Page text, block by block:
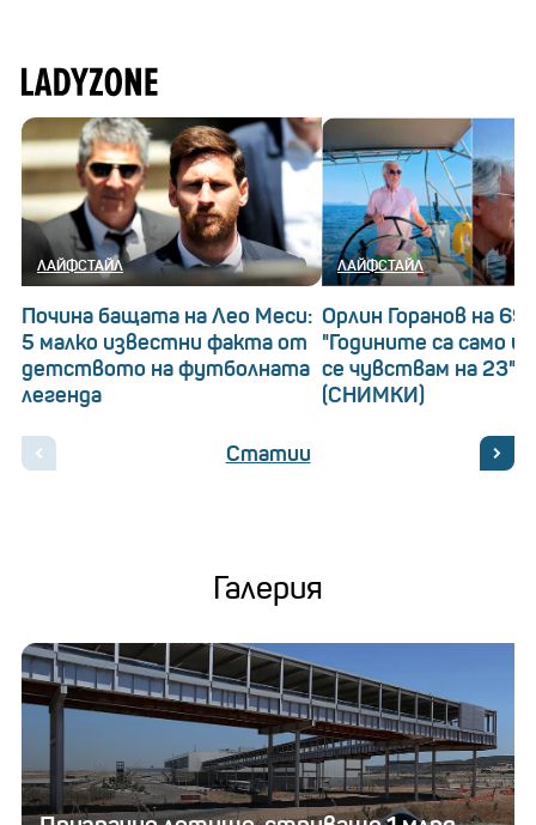
ЛАЙФСТАЙЛ
Почина бащата на Лео Меси:
5 малко известни факта от
детството на футболната
легенда
ЛАЙФСТАЙЛ
Орлин Горанов на 69!
"Годините са само
се чувствам на 23"
(СНИМКИ)
Статии
Галерия